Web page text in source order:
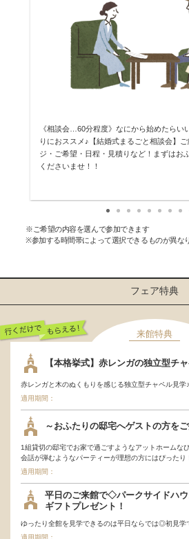
《相談会…60分程度》なにから始めたらい
りにおススメ♪【結婚式まるごと相談会】
ジ・ご希望・日程・見積りなど！まずはお
くださいませ！！
※ご希望の内容を選んで参加できます
※参加する時間帯によって選択できるものが異な
フェア特典
来館特典
【本格挙式】赤レンガの独立型チ
赤レンガと木のぬくもりを感じる独立型チャペル見学♪
適用期間：
～おふたりの邸宅へゲストの方を
1組貸切の邸宅でお家で過ごすようなアットホームな
会話が弾むようなパーティーが理想の方にはぴったり
適用期間：
平日のご来館で◇パークサイドハ
ギフトプレゼント！
ゆったり全館を見学できるのは平日ならでは◎初見学
適用期間：